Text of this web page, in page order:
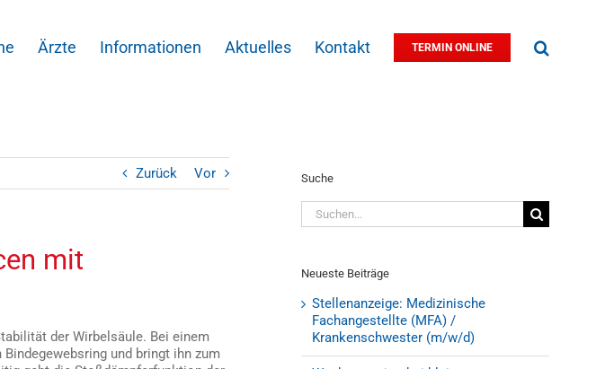
Ärzte Informationen Aktuelles Kontakt TERMIN ONLINE
Zurück Vor
mit
der Wirbelsäule. Bei einem
und bringt ihn zum
Suche
Suche
nach:
Neueste Beiträge
Stellenanzeige: Medizinische
Fachangestellte (MFA) /
Krankenschwester (m/w/d)